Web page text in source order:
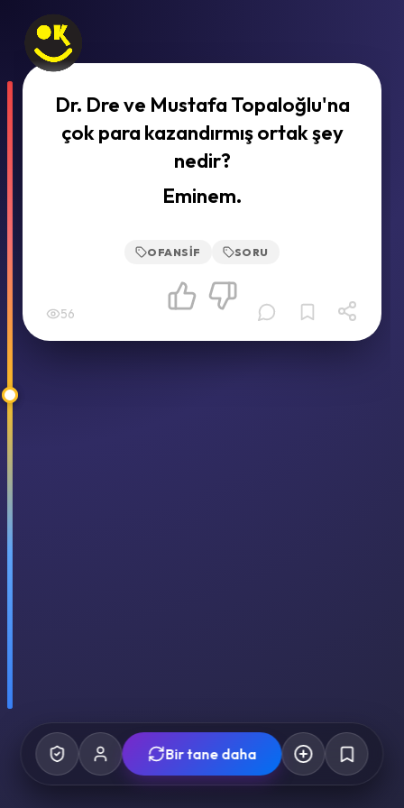
Dr. Dre ve Mustafa Topaloğlu'na
çok para kazandırmış ortak şey
nedir?
Eminem.
OFANSIF SORU
56
Bir tane daha